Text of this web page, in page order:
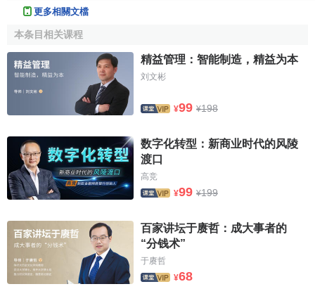
業開發產品和解決方案。
消費特種化學品：
應用的原料、添加劑和系統解決方案。該業務部門由個人護
理、家居護理、嬰兒護理、舒適與保溫材料，和界面與功能
化學品六條業務線組成。
健康與營養 ：生產和銷售氨基酸產品，主要用於滿足動物營
物產品和醫葯健康三個業務線。
無機材料：是多種二氧化硅和硅烷的領先生產商，並擁有一
體化的硅技術平臺。我們的主要客戶來自輪胎、電子、建築
和光纖行業。該業務部的業務活動被劃分為二氧化硅、高級
塗料與添加劑：
為塗料、塗層、粘合劑和密封劑行業提供高
質量的功能聚合物和特種單體產品。該業務部還生產高性能
油品添加劑和液壓油。
功能聚合物： 生產各類高性能材料，主要用於汽車、航天、
更多相關文檔
本条目相关课程
精益管理：智能制造，精益为本
刘文彬
¥99 ¥198
数字化转型：新商业时代的风陵
渡口
高竞
¥99 ¥199
百家讲坛于赓哲：成大事者的
“分钱术”
于赓哲
¥68